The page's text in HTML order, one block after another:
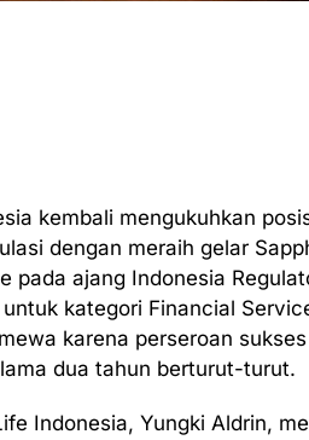
kembali mengukuhkan
dengan meraih gelar
pada ajang Indonesia
kategori Financial
karena perseroan sukses
dua tahun berturut-turut.
Indonesia, Yungki Aldrin,